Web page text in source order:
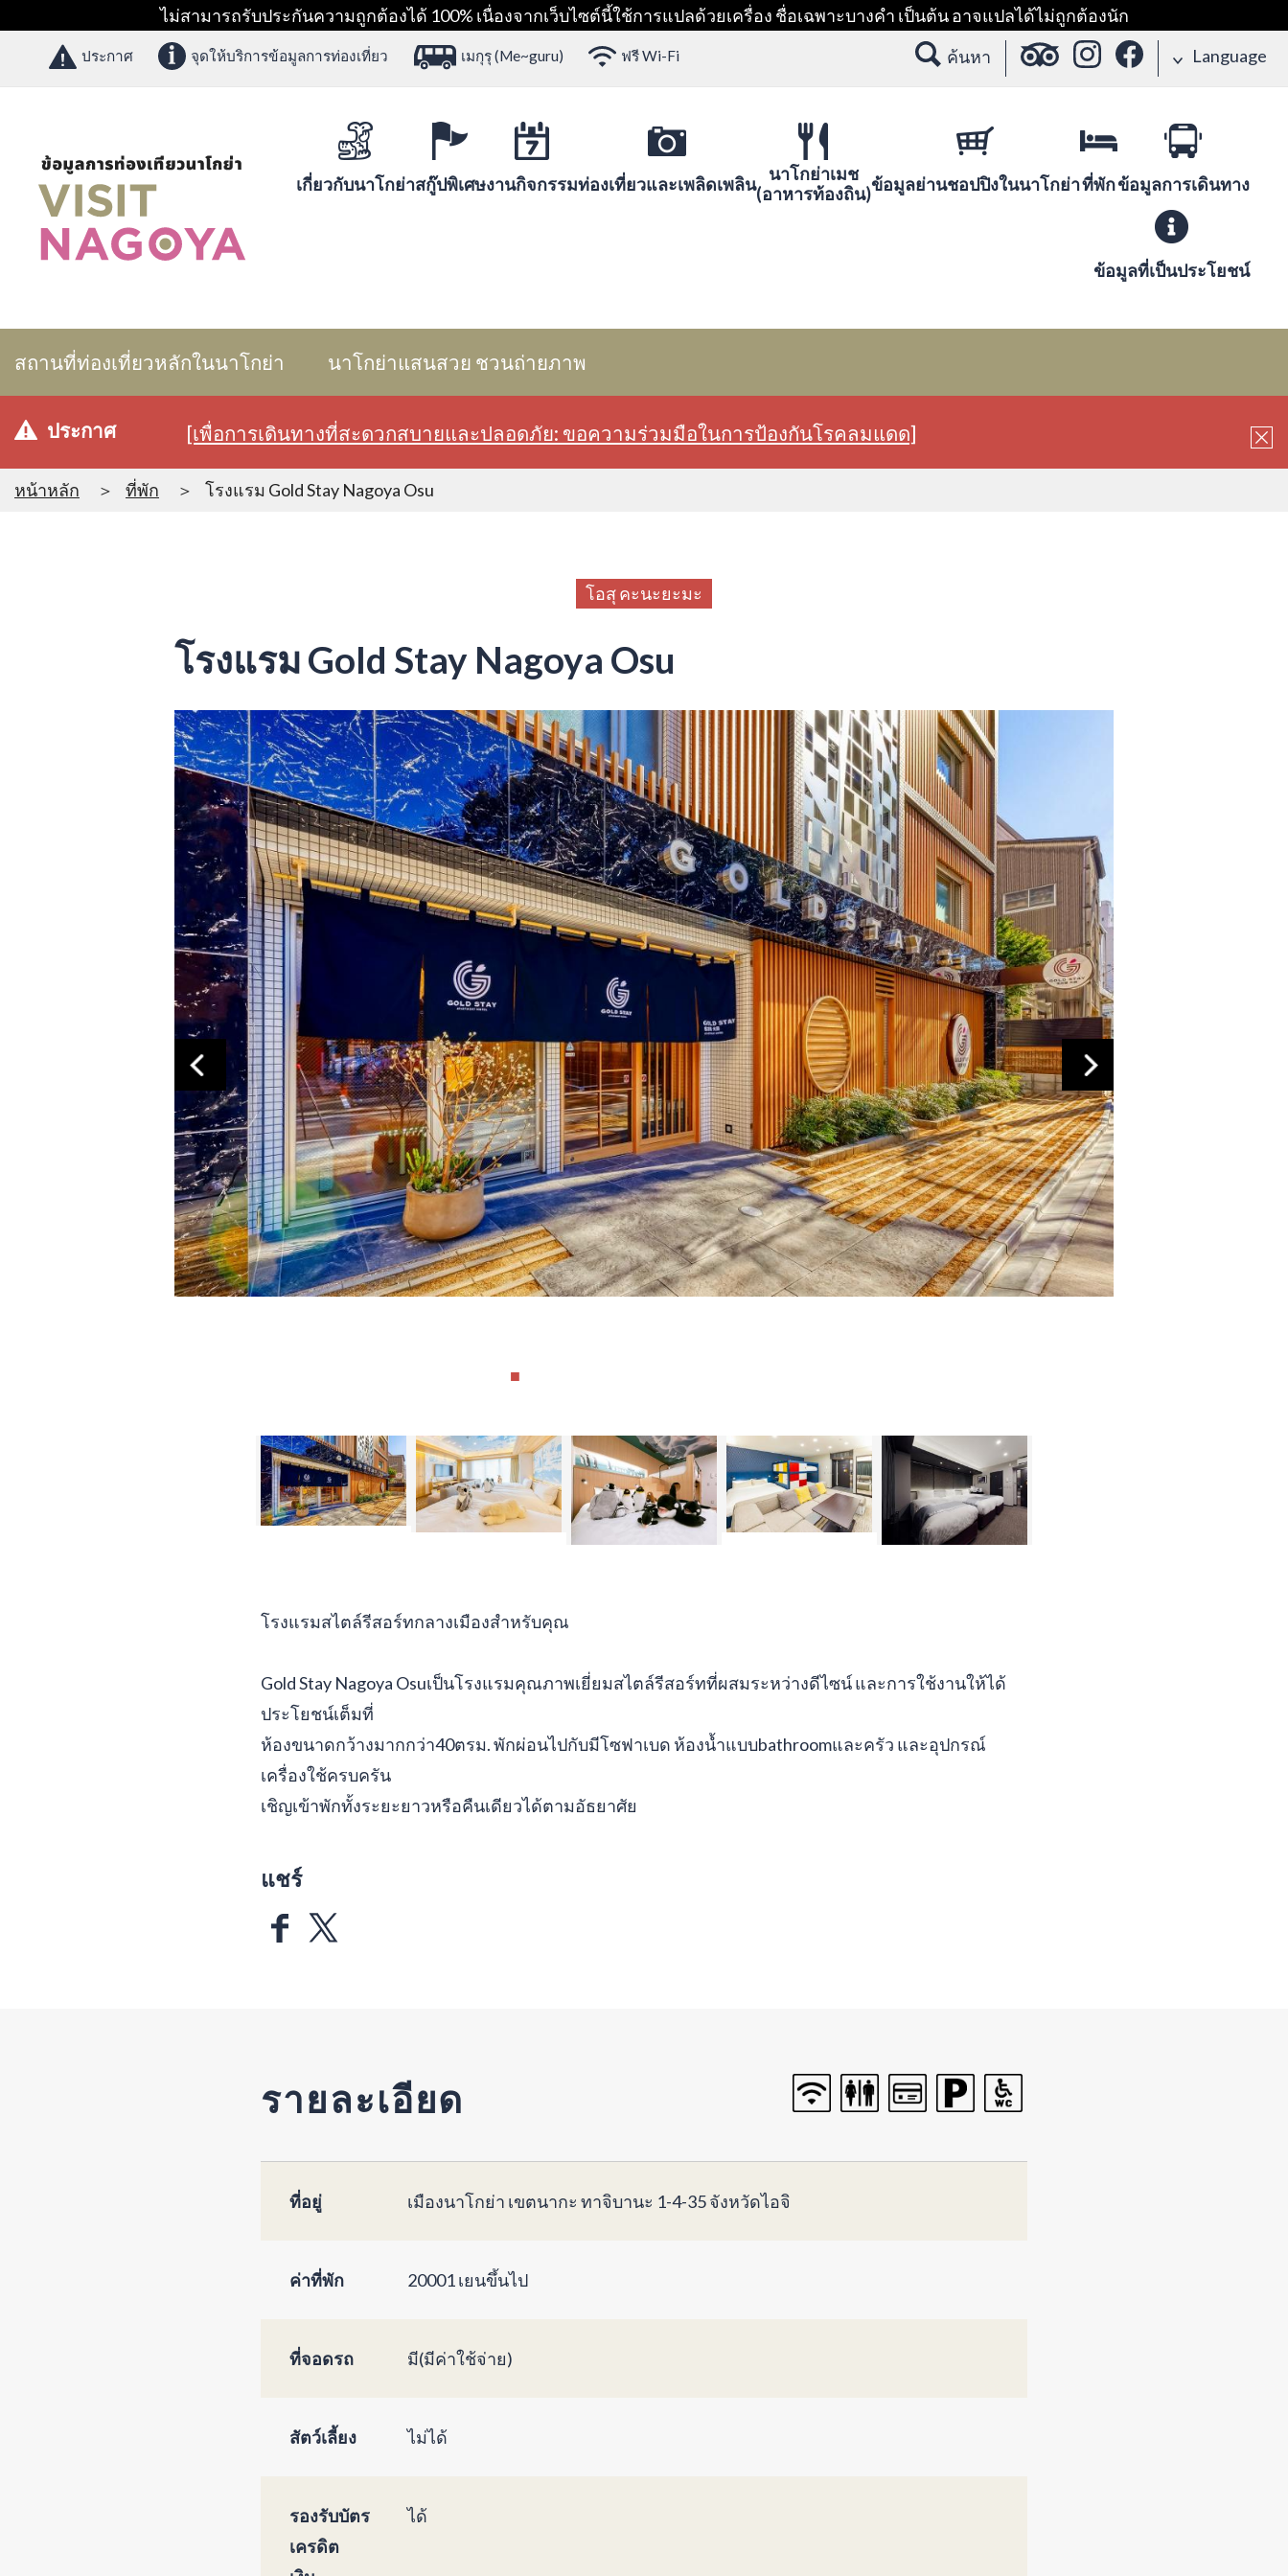
ไม่สามารถรับประกันความถูกต้องได้ 100% เนื่องจากเว็บไซต์นี้ใช้การแปลด้วยเครื่อง ชื่อเฉพาะบางคำ เป็นต้น อาจแปลได้ไม่ถูกต้องนัก
ประกาศ จุดให้บริการข้อมูลการท่องเที่ยว เมกุรุ (Me~guru) ฟรี Wi-Fi ค้นหา Language
เกี่ยวกับนาโกย่าสกู๊ปพิเศษงานกิจกรรมท่องเที่ยวและเพลิดเพลิน
นาโกย่าเมช
(อาหารท้องถิน)ข้อมูลย่านชอปปิงในนาโกย่าที่พักข้อมูลการเดินทาง
ข้อมูลที่เป็นประโยชน์
สถานที่ท่องเที่ยวหลักในนาโกย่า นาโกย่าแสนสวย ชวนถ่ายภาพ
ประกาศ [เพื่อการเดินทางที่สะดวกสบายและปลอดภัย: ขอความร่วมมือในการป้องกันโรคลมแดด]
หน้าหลัก ที่พัก โรงแรม Gold Stay Nagoya Osu
โอสุ คะนะยะมะ
โรงแรม Gold Stay Nagoya Osu
โรงแรมสไตล์รีสอร์ทกลางเมืองสำหรับคุณ
Gold Stay Nagoya Osuเป็นโรงแรมคุณภาพเยี่ยมสไตล์รีสอร์ทที่ผสมระหว่างดีไซน์ และการใช้งานให้ได้
ประโยชน์เต็มที่
ห้องขนาดกว้างมากกว่า40ตรม. พักผ่อนไปกับมีโซฟาเบด ห้องน้ำแบบbathroomและครัว และอุปกรณ์
เครื่องใช้ครบครัน
เชิญเข้าพักทั้งระยะยาวหรือคืนเดียวได้ตามอัธยาศัย
แชร์
รายละเอียด
ที่อยู่ เมืองนาโกย่า เขตนากะ ทาจิบานะ 1-4-35 จังหวัดไอจิ
ค่าที่พัก 20001 เยนขึ้นไป
ที่จอดรถ มี(มีค่าใช้จ่าย)
สัตว์เลี้ยง ไม่ได้
รองรับบัตร
เครดิต
ได้